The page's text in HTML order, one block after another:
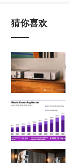
猜你喜欢